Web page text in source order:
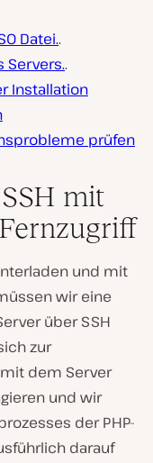
Datei..
Servers..
Installation
prüfen
mit
und mit
wir eine
über SSH
zur
dem Server
und wir
der PHP-
darauf